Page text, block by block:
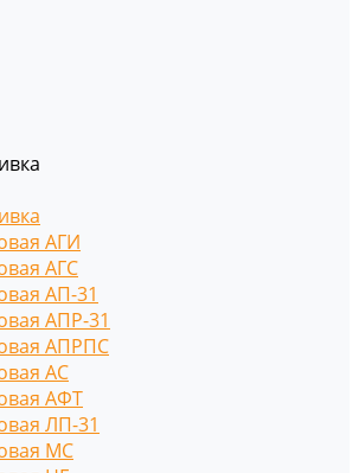
АГИ
АГС
АП-31
АПР-31
АПРПС
АС
АФТ
ЛП-31
МС